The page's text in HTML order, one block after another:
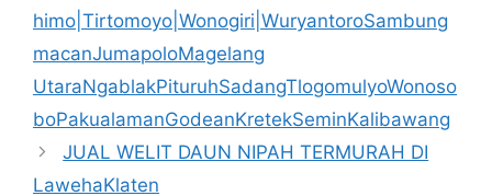
himo|Tirtomoyo|Wonogiri|WuryantoroSambung
macanJumapoloMagelang
UtaraNgablakPituruhSadangTlogomulyoWonoso
boPakualamanGodeanKretekSeminKalibawang
JUAL WELIT DAUN NIPAH TERMURAH DI
LawehaKlaten